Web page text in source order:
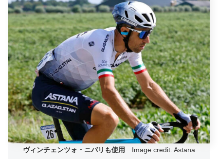
ヴィンチェンツォ・ニバリも使用
Image credit: Astana